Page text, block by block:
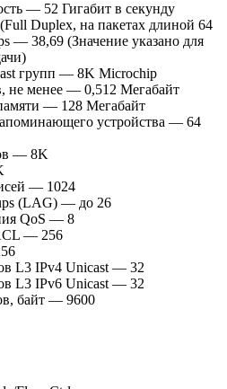
— 52 Гигабит в секунду
Duplex, на пакетах длиной 64
— 38,69 (Значение указано для
групп — 8K Microchip
не менее — 0,512 Mегабайт
— 128 Mегабайт
устройства — 64
— 8K
— 1024
(LAG) — до 26
QoS — 8
— 256
L3 IPv4 Unicast — 32
L3 IPv6 Unicast — 32
байт — 9600